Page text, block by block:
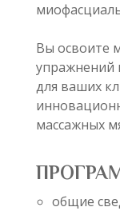
Вы освоите
упражнений
для ваших
массажных
общие